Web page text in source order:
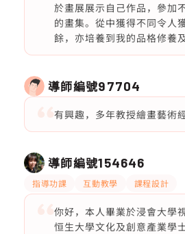
於畫展展示自己作品，參加
的畫集。從中獲得不同令人
餘，亦培養到我的品格修養
導師編號97704
有興趣，多年教授繪畫藝術
導師編號154646
指導功課 互動教學 課程設計
你好，本人畢業於浸會大學
恒生大學文化及創意產業學